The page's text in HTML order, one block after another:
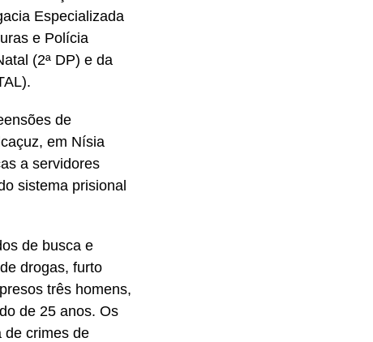
Especializada
e Polícia
(2ª DP) e da
de
em Nísia
a servidores
sistema prisional
de busca e
drogas, furto
três homens,
de 25 anos. Os
de crimes de